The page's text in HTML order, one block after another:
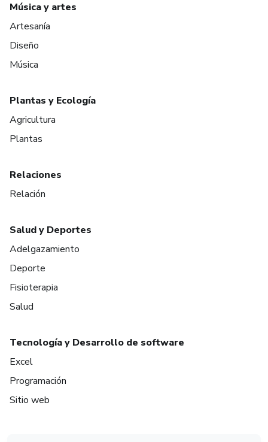
Música y artes
Artesanía
Diseño
Música
Plantas y Ecología
Agricultura
Plantas
Relaciones
Relación
Salud y Deportes
Adelgazamiento
Deporte
Fisioterapia
Salud
Tecnología y Desarrollo de software
Excel
Programación
Sitio web